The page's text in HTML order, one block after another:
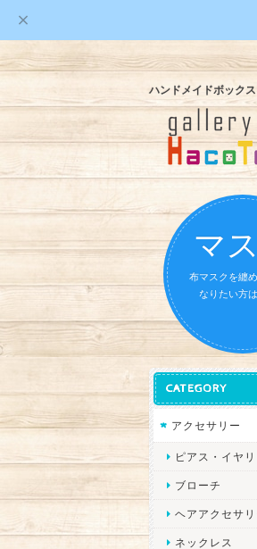
ハンドメイドボック
マ
布マスクを纏
なりたい方
CATEGORY
アクセサリー
ピアス・イヤ
ブローチ
ヘアアクセサリ
ネックレス